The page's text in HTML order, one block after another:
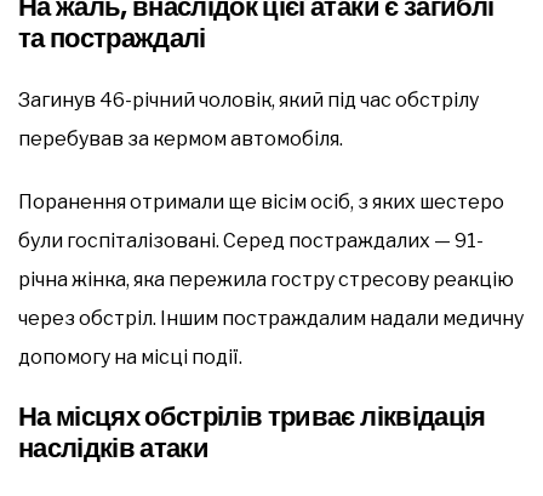
та постраждалі
Загинув 46-річний чоловік, який під час обстрілу
перебував за кермом автомобіля.
Поранення отримали ще вісім осіб, з яких шестеро
були госпіталізовані. Серед постраждалих — 91-
річна жінка, яка пережила гостру стресову реакцію
через обстріл. Іншим постраждалим надали медичну
допомогу на місці події.
На місцях обстрілів триває ліквідація
наслідків атаки